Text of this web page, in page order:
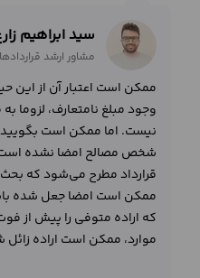
سید ابراهیم
مشاور ارشد قراردادها
ممکن است اعتبار آن از
وجود مبلغ نامتعارف، لزوما
نیست. اما ممکن است بگویید
شخص مصالح امضا نشده
قرارداد مطرح می‌شود که
ممکن است امضا جعل شده
که اراده متوفی را پیش از
موارد، ممکن است اراده زائل